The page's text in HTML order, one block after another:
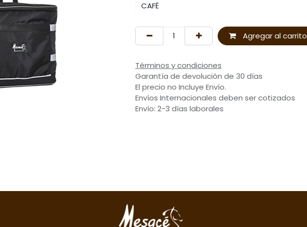
Agregar al carrito
Términos y condiciones
Garantía de devolución de 30 días
El precio no Incluye Envío.
Envíos Internacionales deben ser cotizados
Envío: 2-3 días laborales